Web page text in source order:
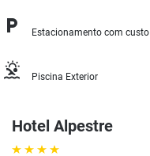
Hotel Alpestre
Estacionamento com custo
Piscina Exterior